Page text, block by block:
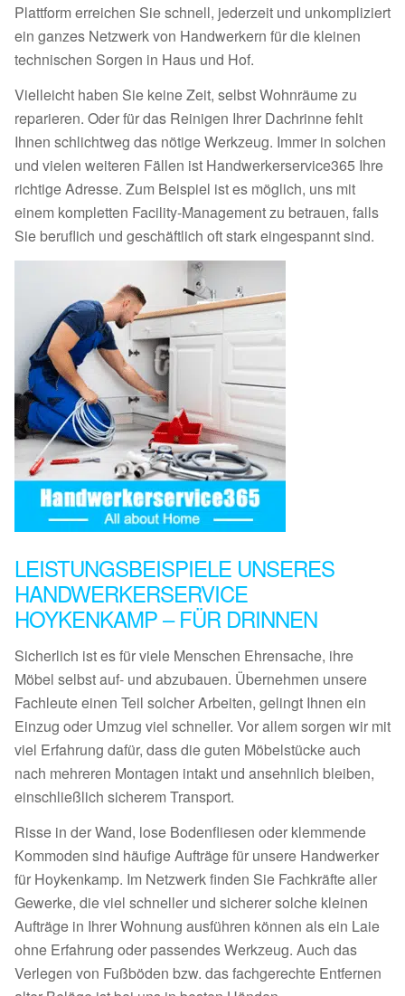
Plattform erreichen Sie schnell, jederzeit und unkompliziert
ein ganzes Netzwerk von Handwerkern für die kleinen
technischen Sorgen in Haus und Hof.
Vielleicht haben Sie keine Zeit, selbst Wohnräume zu
reparieren. Oder für das Reinigen Ihrer Dachrinne fehlt
Ihnen schlichtweg das nötige Werkzeug. Immer in solchen
und vielen weiteren Fällen ist Handwerkerservice365 Ihre
richtige Adresse. Zum Beispiel ist es möglich, uns mit
einem kompletten Facility-Management zu betrauen, falls
Sie beruflich und geschäftlich oft stark eingespannt sind.
LEISTUNGSBEISPIELE UNSERES
HANDWERKERSERVICE
HOYKENKAMP – FÜR DRINNEN
Sicherlich ist es für viele Menschen Ehrensache, ihre
Möbel selbst auf- und abzubauen. Übernehmen unsere
Fachleute einen Teil solcher Arbeiten, gelingt Ihnen ein
Einzug oder Umzug viel schneller. Vor allem sorgen wir mit
viel Erfahrung dafür, dass die guten Möbelstücke auch
nach mehreren Montagen intakt und ansehnlich bleiben,
einschließlich sicherem Transport.
Risse in der Wand, lose Bodenfliesen oder klemmende
Kommoden sind häufige Aufträge für unsere Handwerker
für Hoykenkamp. Im Netzwerk finden Sie Fachkräfte aller
Gewerke, die viel schneller und sicherer solche kleinen
Aufträge in Ihrer Wohnung ausführen können als ein Laie
ohne Erfahrung oder passendes Werkzeug. Auch das
Verlegen von Fußböden bzw. das fachgerechte Entfernen